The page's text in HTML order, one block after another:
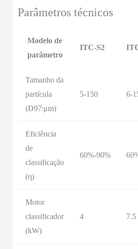
Parâmetros técnicos
Modelo de
parâmetro
ITC-S2
Tamanho da
partícula
(D97:μm)
5-150 6-
Eficiência
de
classificação
(η)
60%-90%
Motor
classificador
(kW)
4 7.5